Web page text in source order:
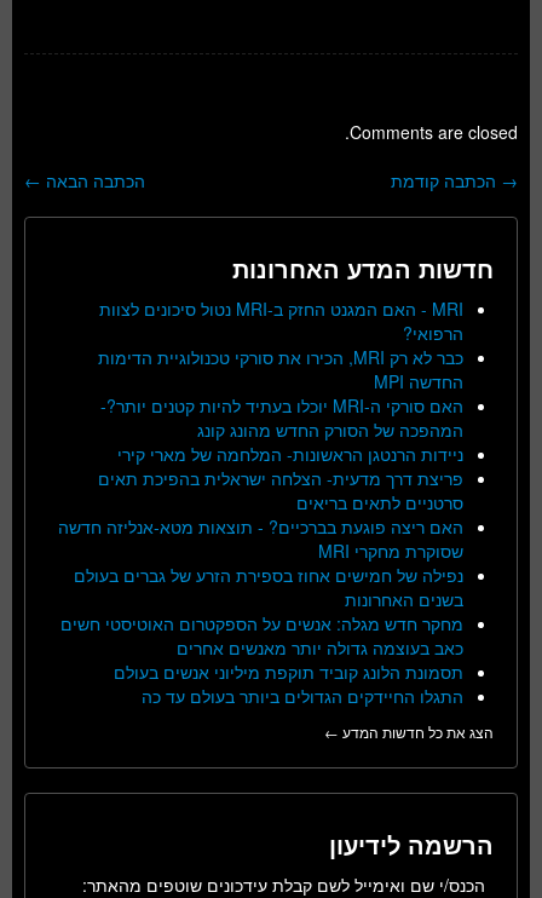
Comments are closed.
ניווט בפוסטים הכתבה הבאה ← → הכתבה קודמת
חדשות המדע האחרונות
MRI - האם המגנט החזק ב-MRI נטול סיכונים לצוות
הרפואי?
כבר לא רק MRI, הכירו את סורקי טכנולוגיית הדימות
החדשה MPI
האם סורקי ה-MRI יוכלו בעתיד להיות קטנים יותר?-
המהפכה של הסורק החדש מהונג קונג
ניידות הרנטגן הראשונות- המלחמה של מארי קירי
פריצת דרך מדעית- הצלחה ישראלית בהפיכת תאים
סרטניים לתאים בריאים
האם ריצה פוגעת בברכיים? - תוצאות מטא-אנליזה חדשה
שסוקרת מחקרי MRI
נפילה של חמישים אחוז בספירת הזרע של גברים בעולם
בשנים האחרונות
מחקר חדש מגלה: אנשים על הספקטרום האוטיסטי חשים
כאב בעוצמה גדולה יותר מאנשים אחרים
תסמונת הלונג קוביד תוקפת מיליוני אנשים בעולם
התגלו החיידקים הגדולים ביותר בעולם עד כה
הצג את כל חדשות המדע ←
הרשמה לידיעון
הכנס/י שם ואימייל לשם קבלת עידכונים שוטפים מהאתר: